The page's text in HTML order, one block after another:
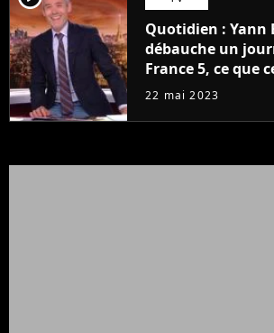
Quotidien : Yann
débauche un
France 5, ce que
à la rentrée
22 mai 2023